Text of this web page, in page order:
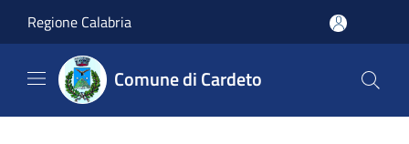
Regione Calabria
Comune di Cardeto